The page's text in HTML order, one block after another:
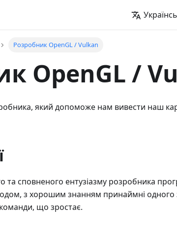
Розробник OpenGL / Vulkan
OpenGL /
який допоможе нам вивести наш
та сповненого ентузіазму розробника
з хорошим знанням принаймні одного
що зростає.